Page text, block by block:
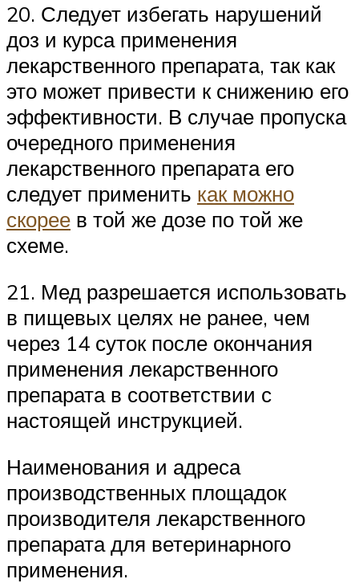
20. Следует избегать нарушений
доз и курса применения
лекарственного препарата, так как
это может привести к снижению его
эффективности. В случае пропуска
очередного применения
лекарственного препарата его
следует применить как можно
скорее в той же дозе по той же
схеме.
21. Мед разрешается использовать
в пищевых целях не ранее, чем
через 14 суток после окончания
применения лекарственного
препарата в соответствии с
настоящей инструкцией.
Наименования и адреса
производственных площадок
производителя лекарственного
препарата для ветеринарного
применения.